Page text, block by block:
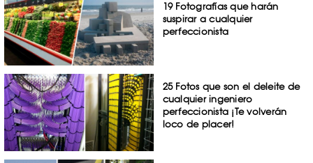
19 Fotografías que harán
suspirar a cualquier
perfeccionista
25 Fotos que son el deleite de
cualquier ingeniero
perfeccionista ¡Te volverán
loco de placer!